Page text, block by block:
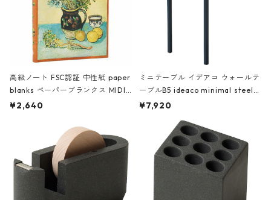
高級ノート FSC認証 中性紙 paper
blanks ペーパーブランクス MIDI
ハードカバー 罫線 ヴァン・ゴッホ
¥2,640
ミニテーブル イデアコ ウォールテ
ーブルB5 ideaco minimal steel f
urniture WALL Table B5 ネイビー
¥7,920